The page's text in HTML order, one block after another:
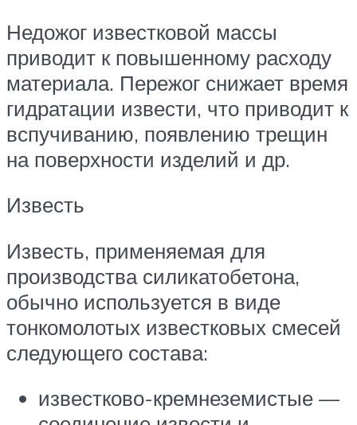
Недожог известковой массы
приводит к повышенному расходу
материала. Пережог снижает время
гидратации извести, что приводит к
вспучиванию, появлению трещин
на поверхности изделий и др.
Известь
Известь, применяемая для
производства силикатобетона,
обычно используется в виде
тонкомолотых известковых смесей
следующего состава:
известково-кремнеземистые —